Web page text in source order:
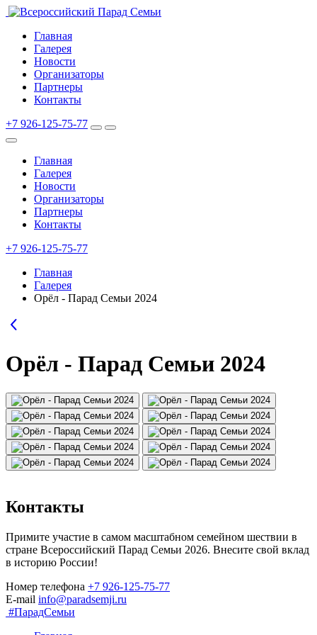
Главная
Галерея
Новости
Организаторы
Партнеры
Контакты
+7 926-125-75-77
Главная
Галерея
Новости
Организаторы
Партнеры
Контакты
+7 926-125-75-77
Главная
Галерея
Орёл - Парад Семьи 2024
Орёл - Парад Семьи 2024
Контакты
Примите участие в самом масштабном семейном шествии в
стране Всероссийский Парад Семьи 2026. Внесите свой вклад
в историю России!
Номер телефона +7 926-125-75-77
E-mail info@paradsemji.ru
#ПарадСемьи